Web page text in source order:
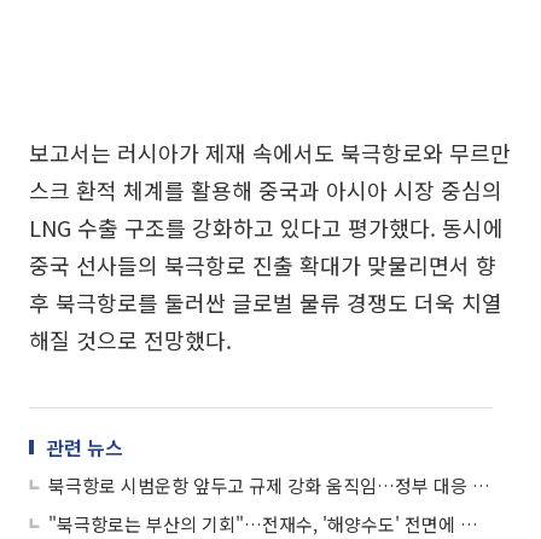
보고서는 러시아가 제재 속에서도 북극항로와 무르만
스크 환적 체계를 활용해 중국과 아시아 시장 중심의
LNG 수출 구조를 강화하고 있다고 평가했다. 동시에
중국 선사들의 북극항로 진출 확대가 맞물리면서 향
후 북극항로를 둘러싼 글로벌 물류 경쟁도 더욱 치열
해질 것으로 전망했다.
관련 뉴스
북극항로 시범운항 앞두고 규제 강화 움직임…정부 대응 전략 '시급'
"북극항로는 부산의 기회"…전재수, '해양수도' 전면에 걸고 정책 승부수